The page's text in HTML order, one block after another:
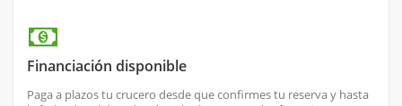
Financiación disponible
Paga a plazos tu crucero desde que confirmes tu reserva y hasta